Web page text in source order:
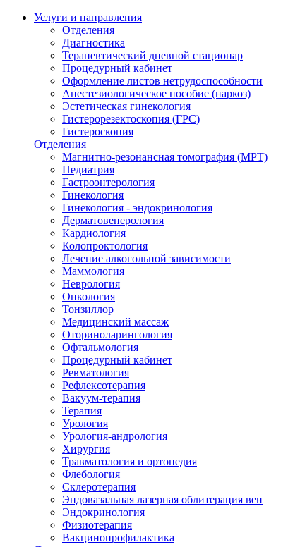
Услуги и направления
Отделения
Диагностика
Терапевтический дневной стационар
Процедурный кабинет
Оформление листов нетрудоспособности
Анестезиологическое пособие (наркоз)
Эстетическая гинекология
Гистерорезектоскопия (ГРС)
Гистероскопия
Отделения
Магнитно-резонансная томография (МРТ)
Педиатрия
Гастроэнтерология
Гинекология
Гинекология - эндокринология
Дерматовенерология
Кардиология
Колопроктология
Лечение алкогольной зависимости
Маммология
Неврология
Онкология
Тонзиллор
Медицинский массаж
Оториноларингология
Офтальмология
Процедурный кабинет
Ревматология
Рефлексотерапия
Вакуум-терапия
Терапия
Урология
Урология-андрология
Хирургия
Травматология и ортопедия
Флебология
Склеротерапия
Эндовазальная лазерная облитерация вен
Эндокринология
Физиотерапия
Вакцинопрофилактика